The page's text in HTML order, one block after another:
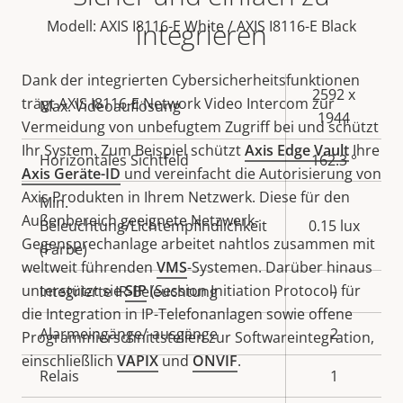
integrieren
Dank der integrierten Cybersicherheitsfunktionen
trägt AXIS I8116-E Network Video Intercom zur
Vermeidung von unbefugtem Zugriff bei und schützt
Ihr System. Zum Beispiel schütztAxis Edge VaultIhre
Axis Geräte-ID und vereinfacht die Autorisierung von
Axis Produkten in Ihrem Netzwerk. Diese für den
Außenbereich geeignete Netzwerk-
Gegensprechanlage arbeitet nahtlos zusammen mit
weltweit führendenVMS-Systemen. Darüber hinaus
unterstützt sieSIP(Session Initiation Protocol) für
die Integration in IP-Telefonanlagen sowie offene
Programmierschnittstellen zur Softwareintegration,
einschließlichVAPIXundONVIF.
Modell: AXIS I8116-E White / AXIS I8116-E Black
Eigentumsbeschreibung Eigentumswert
Max. Videoauflösung
2592 x
1944
Horizontales Sichtfeld 162.3 °
Min.
Beleuchtung/Lichtempfindlichkeit
(Farbe)
0.15 lux
Integrierte IR-Beleuchtung –
Alarmeingänge/-ausgänge 2
Relais 1